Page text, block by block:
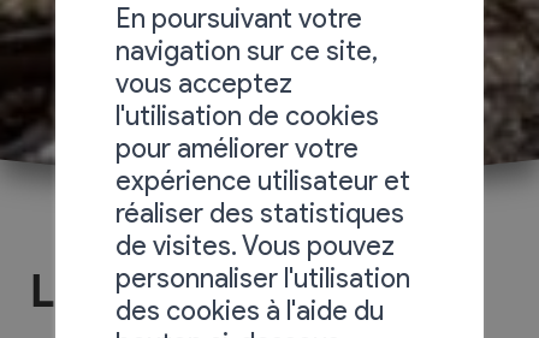
La Petite Cave
En poursuivant votre
navigation sur ce site,
vous acceptez
l'utilisation de cookies
pour améliorer votre
expérience utilisateur et
réaliser des statistiques
de visites. Vous pouvez
personnaliser l'utilisation
des cookies à l'aide du